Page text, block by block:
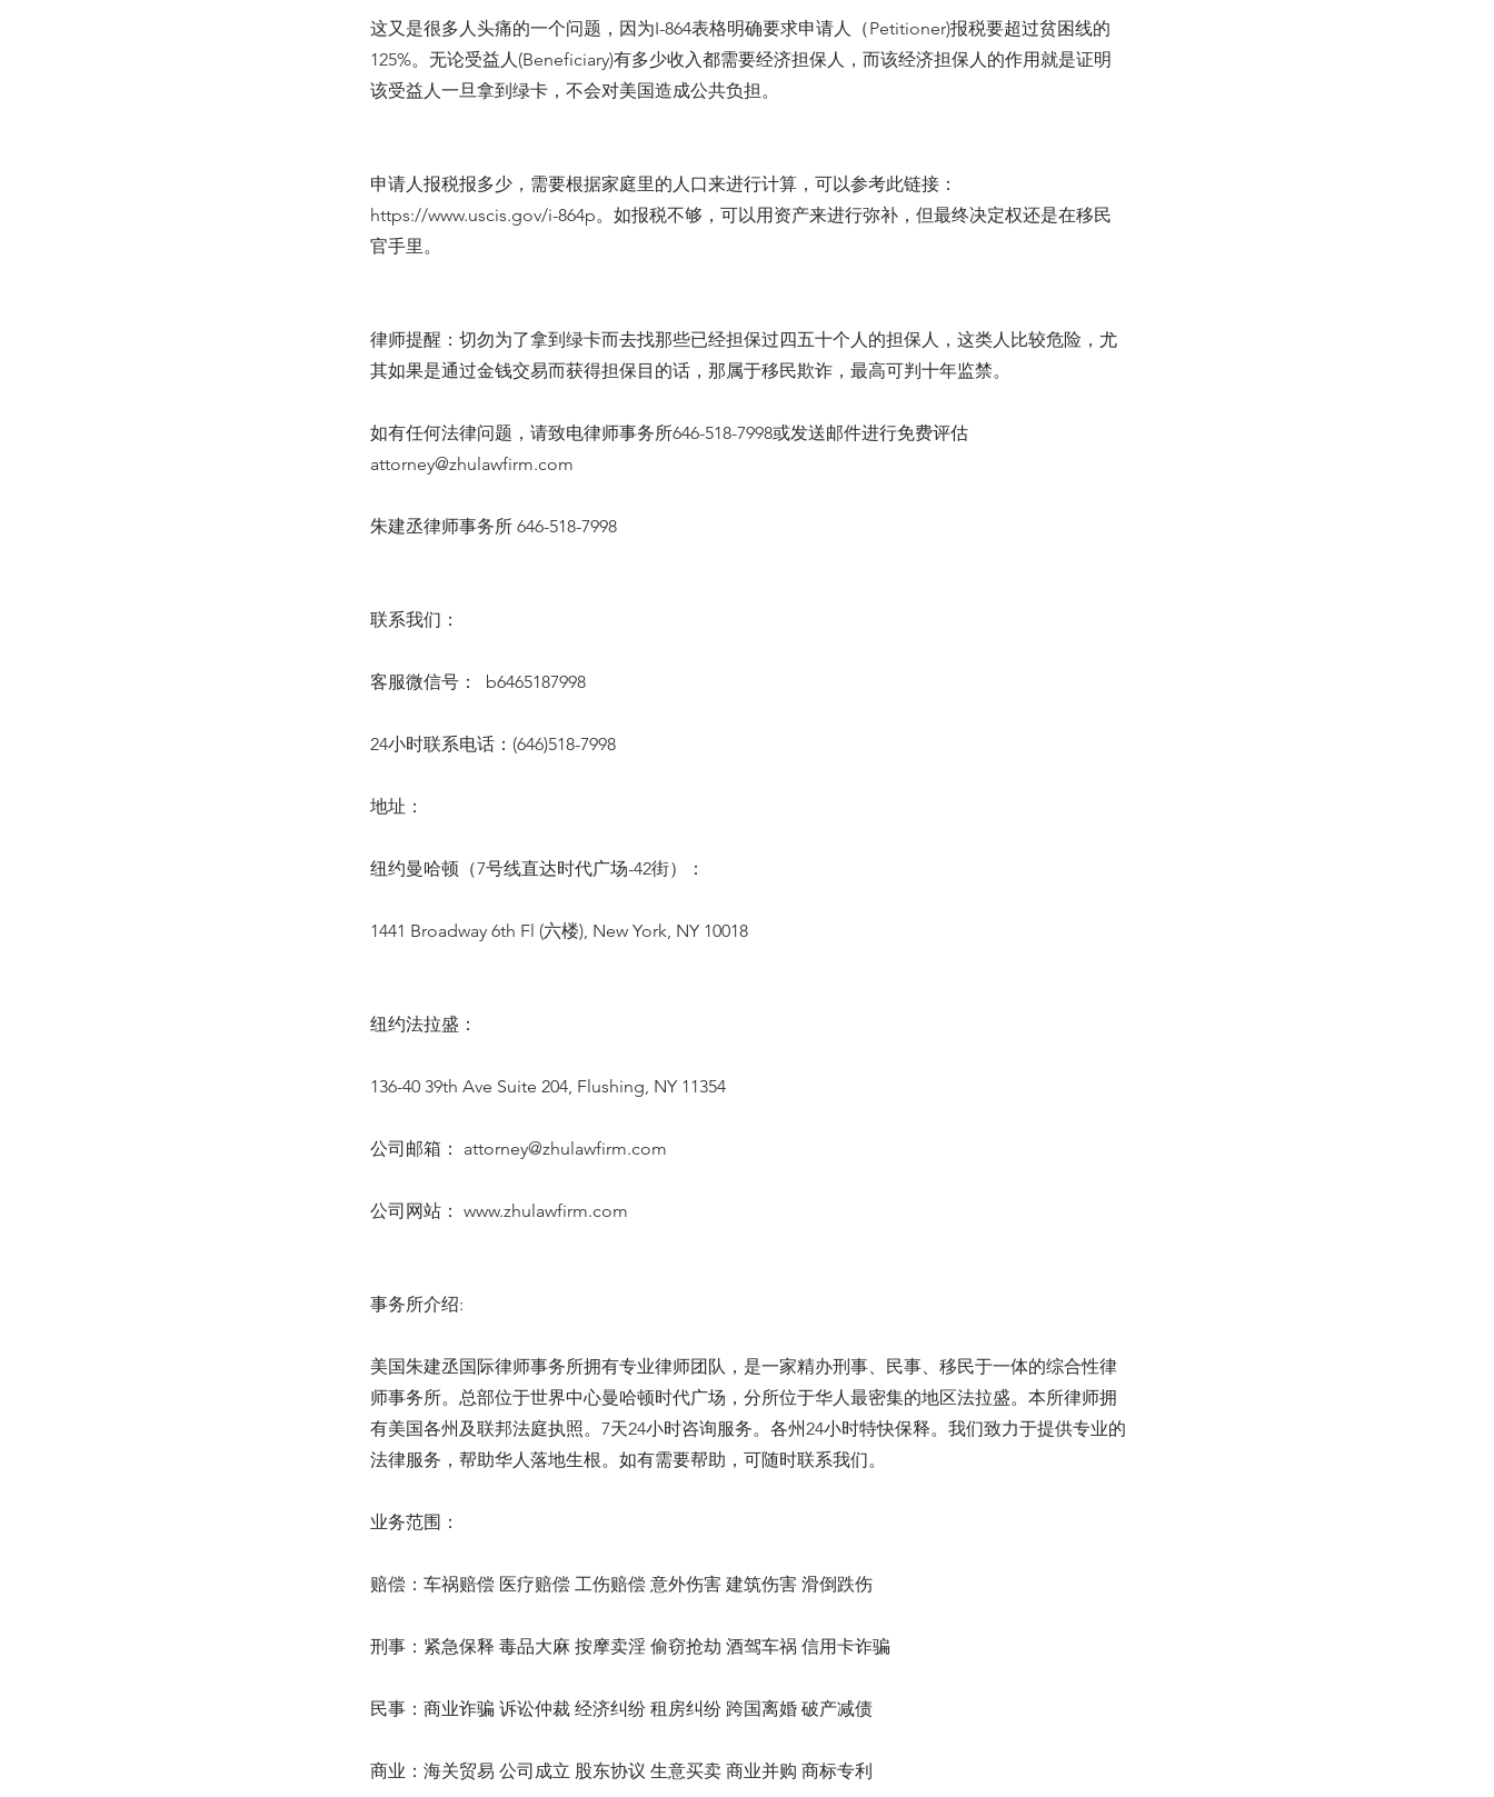
这又是很多人头痛的一个问题，因为I-864表格明确要求申请人（Petitioner)报税要超过贫困线的
125%。无论受益人(Beneficiary)有多少收入都需要经济担保人，而该经济担保人的作用就是证明
该受益人一旦拿到绿卡，不会对美国造成公共负担。
申请人报税报多少，需要根据家庭里的人口来进行计算，可以参考此链接：
https://www.uscis.gov/i-864p。如报税不够，可以用资产来进行弥补，但最终决定权还是在移民
官手里。
律师提醒：切勿为了拿到绿卡而去找那些已经担保过四五十个人的担保人，这类人比较危险，尤
其如果是通过金钱交易而获得担保目的话，那属于移民欺诈，最高可判十年监禁。
如有任何法律问题，请致电律师事务所646-518-7998或发送邮件进行免费评估
attorney@zhulawfirm.com
朱建丞律师事务所 646-518-7998
联系我们：
客服微信号： b6465187998
24小时联系电话：(646)518-7998
地址：
纽约曼哈顿（7号线直达时代广场-42街）：
1441 Broadway 6th Fl (六楼), New York, NY 10018
纽约法拉盛：
136-40 39th Ave Suite 204, Flushing, NY 11354
公司邮箱： attorney@zhulawfirm.com
公司网站： www.zhulawfirm.com
事务所介绍:
美国朱建丞国际律师事务所拥有专业律师团队，是一家精办刑事、民事、移民于一体的综合性律
师事务所。总部位于世界中心曼哈顿时代广场，分所位于华人最密集的地区法拉盛。本所律师拥
有美国各州及联邦法庭执照。7天24小时咨询服务。各州24小时特快保释。我们致力于提供专业的
法律服务，帮助华人落地生根。如有需要帮助，可随时联系我们。
业务范围：
赔偿：车祸赔偿 医疗赔偿 工伤赔偿 意外伤害 建筑伤害 滑倒跌伤
刑事：紧急保释 毒品大麻 按摩卖淫 偷窃抢劫 酒驾车祸 信用卡诈骗
民事：商业诈骗 诉讼仲裁 经济纠纷 租房纠纷 跨国离婚 破产减债
商业：海关贸易 公司成立 股东协议 生意买卖 商业并购 商标专利